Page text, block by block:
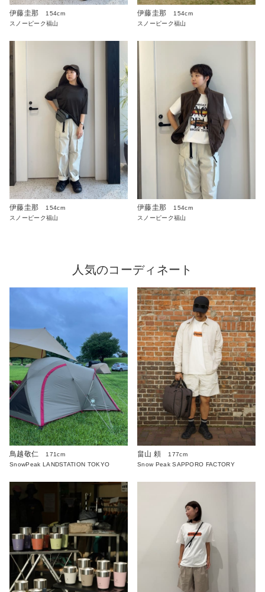
伊藤圭那
154cm
スノーピーク福山
伊藤圭那
154cm
スノーピーク福山
伊藤圭那
154cm
スノーピーク福山
伊藤圭那
154cm
スノーピーク福山
人気のコーディネート
鳥越敬仁
171cm
SnowPeak LANDSTATION TOKYO
畠山 頼
177cm
Snow Peak SAPPORO FACTORY